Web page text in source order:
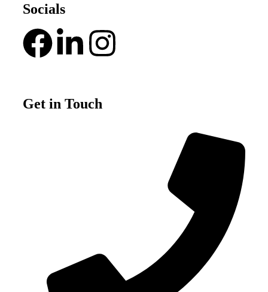
Socials
Get in Touch